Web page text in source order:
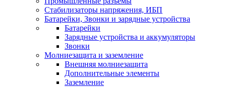
Стабилизаторы напряжения, ИБП
Батарейки, Звонки и зарядные устройства
Батарейки
Зарядные устройства и аккумуляторы
Звонки
Молниезащита и заземление
Внешняя молниезащита
Дополнительные элементы
Заземление